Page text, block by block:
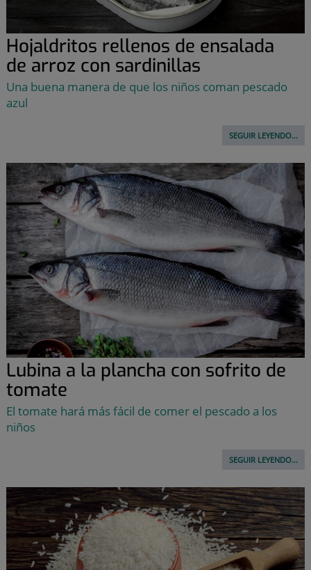
Hojaldritos rellenos de ensalada
de arroz con sardinillas
Una buena manera de que los niños coman pescado
azul
SEGUIR LEYENDO...
Lubina a la plancha con sofrito de
tomate
El tomate hará más fácil de comer el pescado a los
niños
SEGUIR LEYENDO...